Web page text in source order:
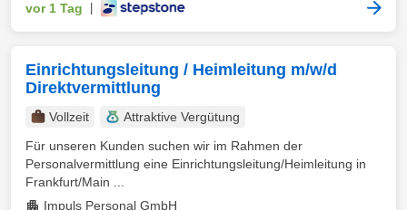
vor 1 Tag
Einrichtungsleitung / Heimleitung m/w/d
Direktvermittlung
Vollzeit
Attraktive Vergütung
Für unseren Kunden suchen wir im Rahmen der
Personalvermittlung eine Einrichtungsleitung/Heimleitung in
Frankfurt/Main ...
Impuls Personal GmbH